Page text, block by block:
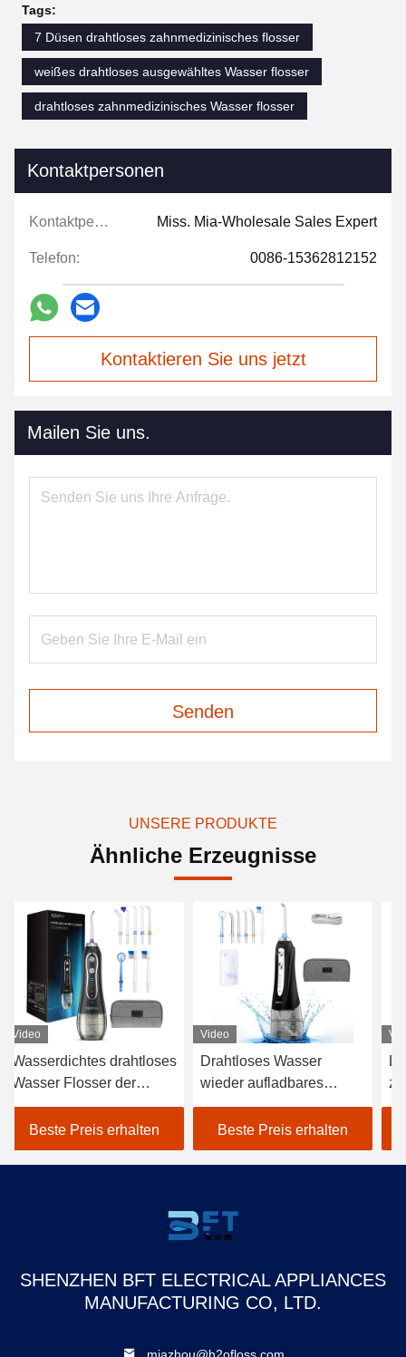
Tags:
7 Düsen drahtloses zahnmedizinisches flosser
weißes drahtloses ausgewähltes Wasser flosser
drahtloses zahnmedizinisches Wasser flosser
Kontaktpersonen
Kontaktpersonen: Miss. Mia-Wholesale Sales Expert
Telefon: 0086-15362812152
Kontaktieren Sie uns jetzt
Mailen Sie uns.
Senden
UNSERE PRODUKTE
Ähnliche Erzeugnisse
Video
Drahtloses Wasser
wieder aufladbares
tragbares Mund-Irrigator
Schwarzes Flosser
Beste Preis erhalten
Video
Drahtloses
zahnmedizinisches
Wasser Flosser, weißes
drahtloses ausgewähltes
Wasser Flosser FCC
Beste Preis erhalten
SHENZHEN BFT ELECTRICAL APPLIANCES
MANUFACTURING CO, LTD.